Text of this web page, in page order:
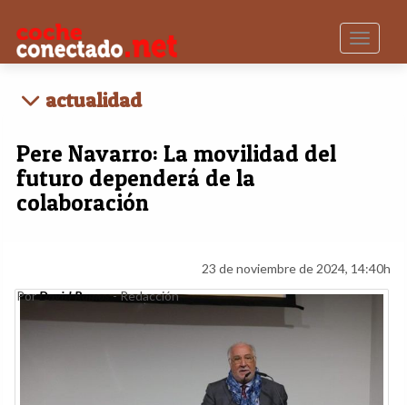
Toggle
actualidad
Pere Navarro: La movilidad del
futuro dependerá de la
colaboración
23 de noviembre de 2024, 14:40h
PorDavid Ramos- Redacción